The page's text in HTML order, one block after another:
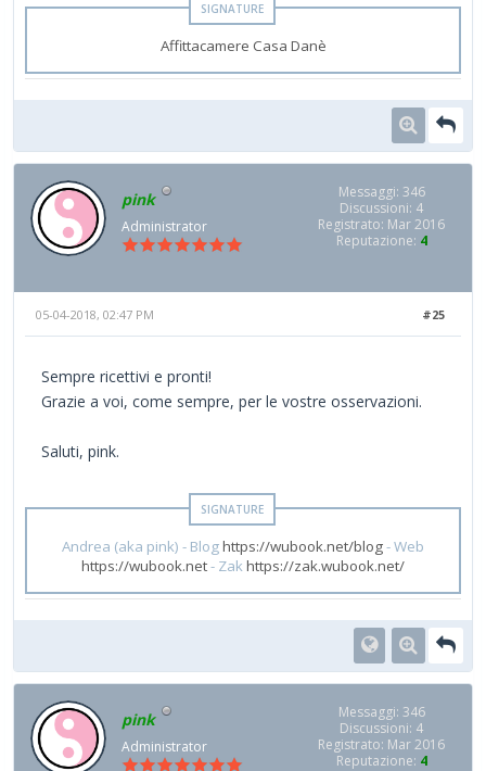
Affittacamere Casa Danè
pink
Administrator
Messaggi: 346
Discussioni: 4
Registrato: Mar 2016
Reputazione: 4
#25
05-04-2018, 02:47 PM
Sempre ricettivi e pronti!
Grazie a voi, come sempre, per le vostre osservazioni.
Saluti, pink.
Andrea (aka pink) - Bloghttps://wubook.net/blog- Web
https://wubook.net- Zakhttps://zak.wubook.net/
pink
Administrator
Messaggi: 346
Discussioni: 4
Registrato: Mar 2016
Reputazione: 4